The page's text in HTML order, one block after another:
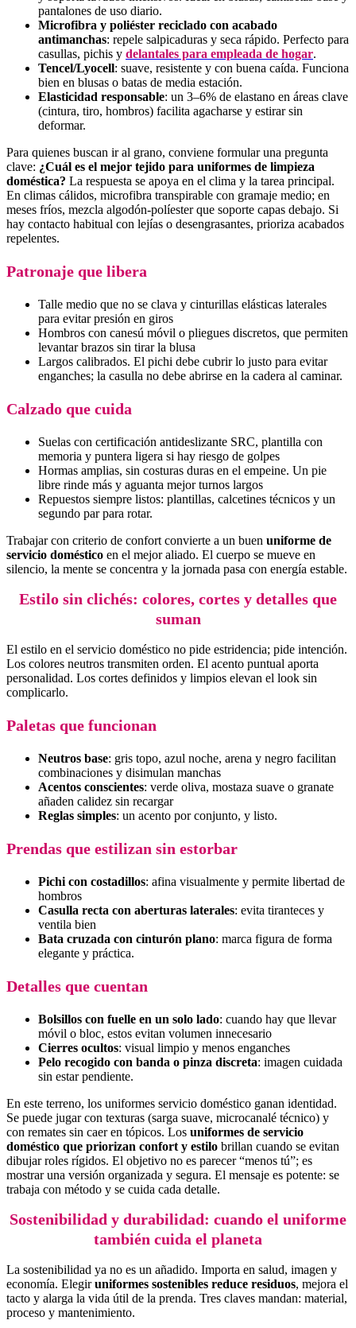
pantalones de uso diario.
Microfibra y poliéster reciclado con acabado
antimanchas: repele salpicaduras y seca rápido. Perfecto para
casullas, pichis y delantales para empleada de hogar.
Tencel/Lyocell: suave, resistente y con buena caída. Funciona
bien en blusas o batas de media estación.
Elasticidad responsable: un 3–6% de elastano en áreas clave
(cintura, tiro, hombros) facilita agacharse y estirar sin
deformar.
Para quienes buscan ir al grano, conviene formular una pregunta
clave: ¿Cuál es el mejor tejido para uniformes de limpieza
doméstica? La respuesta se apoya en el clima y la tarea principal.
En climas cálidos, microfibra transpirable con gramaje medio; en
meses fríos, mezcla algodón-políester que soporte capas debajo. Si
hay contacto habitual con lejías o desengrasantes, prioriza acabados
repelentes.
Patronaje que libera
Talle medio que no se clava y cinturillas elásticas laterales
para evitar presión en giros
Hombros con canesú móvil o pliegues discretos, que permiten
levantar brazos sin tirar la blusa
Largos calibrados. El pichi debe cubrir lo justo para evitar
enganches; la casulla no debe abrirse en la cadera al caminar.
Calzado que cuida
Suelas con certificación antideslizante SRC, plantilla con
memoria y puntera ligera si hay riesgo de golpes
Hormas amplias, sin costuras duras en el empeine. Un pie
libre rinde más y aguanta mejor turnos largos
Repuestos siempre listos: plantillas, calcetines técnicos y un
segundo par para rotar.
Trabajar con criterio de confort convierte a un buen uniforme de
servicio doméstico en el mejor aliado. El cuerpo se mueve en
silencio, la mente se concentra y la jornada pasa con energía estable.
Estilo sin clichés: colores, cortes y detalles que
suman
El estilo en el servicio doméstico no pide estridencia; pide intención.
Los colores neutros transmiten orden. El acento puntual aporta
personalidad. Los cortes definidos y limpios elevan el look sin
complicarlo.
Paletas que funcionan
Neutros base: gris topo, azul noche, arena y negro facilitan
combinaciones y disimulan manchas
Acentos conscientes: verde oliva, mostaza suave o granate
añaden calidez sin recargar
Reglas simples: un acento por conjunto, y listo.
Prendas que estilizan sin estorbar
Pichi con costadillos: afina visualmente y permite libertad de
hombros
Casulla recta con aberturas laterales: evita tiranteces y
ventila bien
Bata cruzada con cinturón plano: marca figura de forma
elegante y práctica.
Detalles que cuentan
Bolsillos con fuelle en un solo lado: cuando hay que llevar
móvil o bloc, estos evitan volumen innecesario
Cierres ocultos: visual limpio y menos enganches
Pelo recogido con banda o pinza discreta: imagen cuidada
sin estar pendiente.
En este terreno, los uniformes servicio doméstico ganan identidad.
Se puede jugar con texturas (sarga suave, microcanalé técnico) y
con remates sin caer en tópicos. Los uniformes de servicio
doméstico que priorizan confort y estilo brillan cuando se evitan
dibujar roles rígidos. El objetivo no es parecer “menos tú”; es
mostrar una versión organizada y segura. El mensaje es potente: se
trabaja con método y se cuida cada detalle.
Sostenibilidad y durabilidad: cuando el uniforme
también cuida el planeta
La sostenibilidad ya no es un añadido. Importa en salud, imagen y
economía. Elegiruniformes sostenibles reduce residuos, mejora el
tacto y alarga la vida útil de la prenda. Tres claves mandan: material,
proceso y mantenimiento.